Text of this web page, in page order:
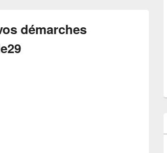
démarches